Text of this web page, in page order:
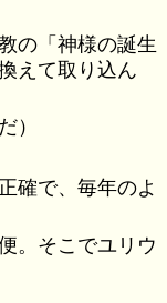
の「神様の誕生
えて取り込ん
）
確で、毎年のよ
。そこでユリウ